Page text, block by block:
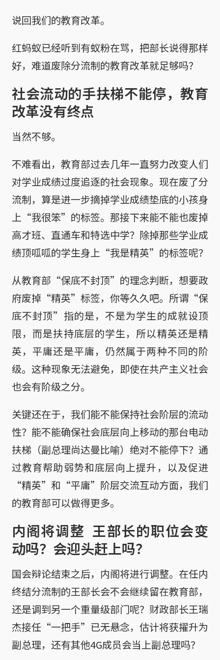
说回我们的教育改革。
红蚂蚁已经听到有蚁粉在骂，把部长说得那样
好，难道废除分流制的教育改革就足够吗？
社会流动的手扶梯不能停，教育
改革没有终点
当然不够。
不难看出，教育部过去几年一直努力改变人们
对学业成绩过度追逐的社会现象。现在废了分
流制，算是进一步摘掉学业成绩垫底的小孩身
上“我很笨”的标签。那接下来能不能也废掉
高才班、直通车和特选中学？除掉那些学业成
绩顶呱呱的学生身上“我是精英”的标签呢？
从教育部“保底不封顶”的理念判断，想要政
府废掉“精英”标签，你等久久吧。所谓“保
底不封顶”指的是，不是为学生的成就设顶
限，而是扶持底层的学生，所以精英还是精
英，平庸还是平庸，仍然属于两种不同的阶
级。这种现象无法避免，即使在共产主义社会
也会有阶级之分。
关键还在于，我们能不能保持社会阶层的流动
性？能不能确保社会底层向上移动的那台电动
扶梯（副总理尚达曼比喻）绝对不能停下？通
过教育帮助弱势和底层向上提升，以及促进
“精英”和“平庸”阶层交流互动方面，我们
的教育部可以做得更多。
内阁将调整 王部长的职位会变
动吗？会迎头赶上吗？
国会辩论结束之后，内阁将进行调整。在任内
终结分流制的王部长会不会继续留在教育部，
还是调到另一个重量级部门呢？财政部长王瑞
杰接任“一把手”已无悬念，估计将获擢升为
副总理，还有其他4G成员会当上副总理吗？